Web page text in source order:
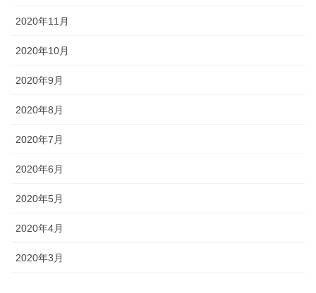
2020年11月
2020年10月
2020年9月
2020年8月
2020年7月
2020年6月
2020年5月
2020年4月
2020年3月